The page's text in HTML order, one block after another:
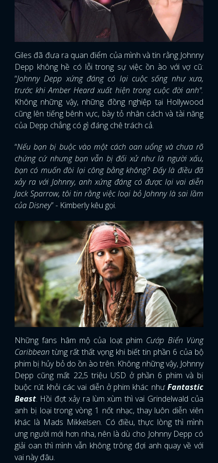
Giles đã đưa ra quan điểm của mình và tin rằng Johnny
Depp không hề có lỗi trong sự việc ồn ào với vợ cũ:
“Johnny Depp xứng đáng có lại cuộc sống như xưa,
trước khi Amber Heard xuất hiện trong cuộc đời anh".
Không những vậy, những đồng nghiệp tại Hollywood
cũng lên tiếng bênh vực, bày tỏ nhân cách và tài năng
của Depp chẳng có gì đáng chê trách cả.
“Nếu bạn bị buộc vào một cách oan uổng và chưa rõ
chứng cứ nhưng bạn vẫn bị đối xử như là người xấu,
bạn có muốn đòi lại công bằng không? Đấy là điều đã
xảy ra với Johnny, anh xứng đáng có được lại vai diễn
Jack Sparrow, tôi tin rằng việc loại bỏ Johnny là sai lầm
của Disney” - Kimberly kêu gọi.
Những fans hâm mộ của loạt phim Cướp Biển Vùng
Caribbean từng rất thất vọng khi biết tin phần 6 của bộ
phim bị hủy bỏ do ồn ào trên. Không những vậy, Johnny
Depp cũng mất 22,5 triệu USD ở phần 6 phim và bị
buộc rút khỏi các vai diễn ở phim khác như Fantastic
Beast. Hồi đợt xảy ra lùm xùm thì vai Grindelwald của
anh bị loại trong vòng 1 nốt nhạc, thay luôn diễn viên
khác là Mads Mikkelsen. Có điều, thực lòng thì mình
ưng người mới hơn nha, nên là dù cho Johnny Depp có
giải oan thì mình vẫn không trông đợi anh quay về với
vai này đâu.